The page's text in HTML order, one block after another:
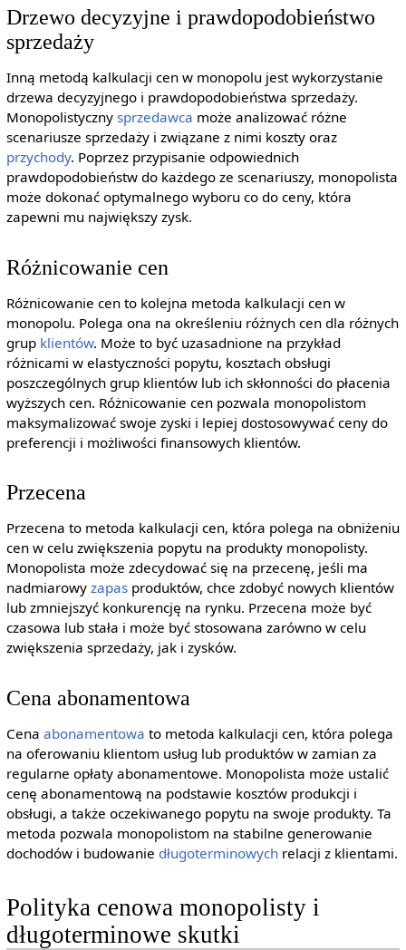
Drzewo decyzyjne i prawdopodobieństwo
sprzedaży
Inną metodą kalkulacji cen w monopolu jest wykorzystanie
drzewa decyzyjnego i prawdopodobieństwa sprzedaży.
Monopolistyczny sprzedawca może analizować różne
scenariusze sprzedaży i związane z nimi koszty oraz
przychody. Poprzez przypisanie odpowiednich
prawdopodobieństw do każdego ze scenariuszy, monopolista
może dokonać optymalnego wyboru co do ceny, która
zapewni mu największy zysk.
Różnicowanie cen
Różnicowanie cen to kolejna metoda kalkulacji cen w
monopolu. Polega ona na określeniu różnych cen dla różnych
grup klientów. Może to być uzasadnione na przykład
różnicami w elastyczności popytu, kosztach obsługi
poszczególnych grup klientów lub ich skłonności do płacenia
wyższych cen. Różnicowanie cen pozwala monopolistom
maksymalizować swoje zyski i lepiej dostosowywać ceny do
preferencji i możliwości finansowych klientów.
Przecena
Przecena to metoda kalkulacji cen, która polega na obniżeniu
cen w celu zwiększenia popytu na produkty monopolisty.
Monopolista może zdecydować się na przecenę, jeśli ma
nadmiarowy zapasproduktów, chce zdobyć nowych klientów
lub zmniejszyć konkurencję na rynku. Przecena może być
czasowa lub stała i może być stosowana zarówno w celu
zwiększenia sprzedaży, jak i zysków.
Cena abonamentowa
Cena abonamentowa to metoda kalkulacji cen, która polega
na oferowaniu klientom usług lub produktów w zamian za
regularne opłaty abonamentowe. Monopolista może ustalić
cenę abonamentową na podstawie kosztów produkcji i
obsługi, a także oczekiwanego popytu na swoje produkty. Ta
metoda pozwala monopolistom na stabilne generowanie
dochodów i budowanie długoterminowychrelacji z klientami.
Polityka cenowa monopolisty i
długoterminowe skutki